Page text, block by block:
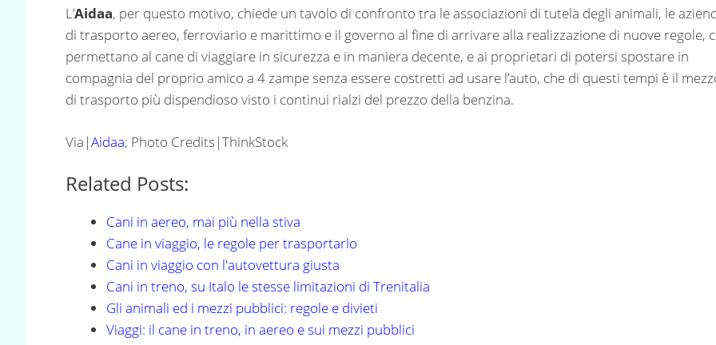
L’Aidaa, per questo motivo, chiede un tavolo di confronto tra le associazioni di tutela degli animali, le
di trasporto aereo, ferroviario e marittimo e il governo al fine di arrivare alla realizzazione di nuove regole,
permettano al cane di viaggiare in sicurezza e in maniera decente, e ai proprietari di potersi spostare in
compagnia del proprio amico a 4 zampe senza essere costretti ad usare l’auto, che di questi tempi è il
di trasporto più dispendioso visto i continui rialzi del prezzo della benzina.
Via|Aidaa; Photo Credits|ThinkStock
Related Posts:
Cani in aereo, mai più nella stiva
Cane in viaggio, le regole per trasportarlo
Cani in viaggio con l'autovettura giusta
Cani in treno, su Italo le stesse limitazioni di Trenitalia
Gli animali ed i mezzi pubblici: regole e divieti
Viaggi: il cane in treno, in aereo e sui mezzi pubblici